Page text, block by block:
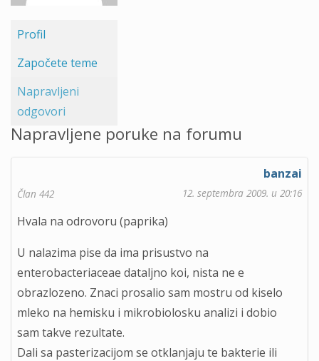
Profil
Započete teme
Napravljeni
odgovori
Napravljene poruke na forumu
banzai
Član 442 12. septembra 2009. u 20:16
Hvala na odrovoru (paprika)
U nalazima pise da ima prisustvo na
enterobacteriaceae dataljno koi, nista ne e
obrazlozeno. Znaci prosalio sam mostru od kiselo
mleko na hemisku i mikrobiolosku analizi i dobio
sam takve rezultate.
Dali sa pasterizacijom se otklanjaju te bakterie ili